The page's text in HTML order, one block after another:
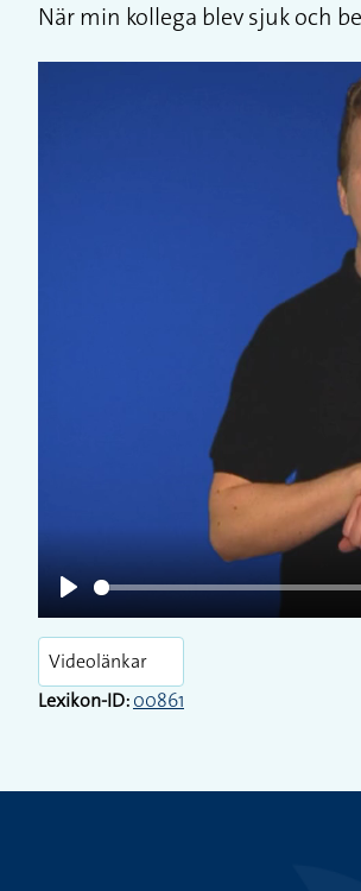
När min kollega blev sjuk och
Play
Videolänkar
Lexikon-ID:00861